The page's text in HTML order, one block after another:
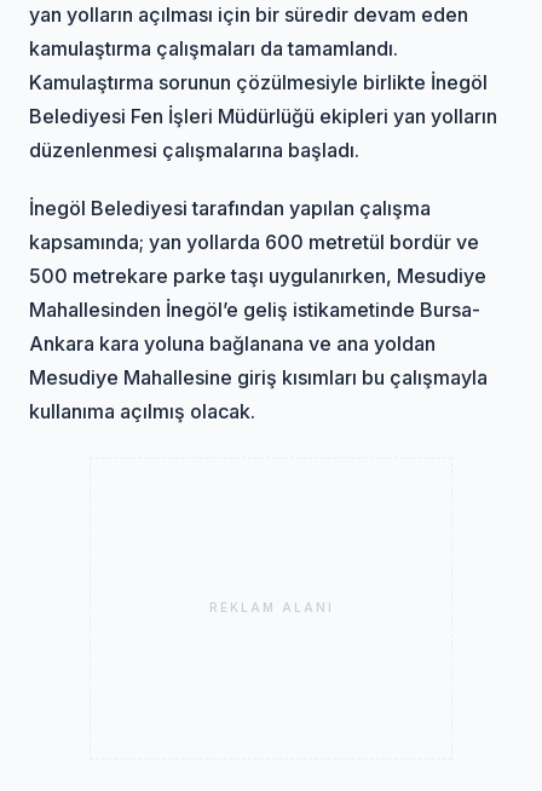
yan yolların açılması için bir süredir devam eden
kamulaştırma çalışmaları da tamamlandı.
Kamulaştırma sorunun çözülmesiyle birlikte İnegöl
Belediyesi Fen İşleri Müdürlüğü ekipleri yan yolların
düzenlenmesi çalışmalarına başladı.
İnegöl Belediyesi tarafından yapılan çalışma
kapsamında; yan yollarda 600 metretül bordür ve
500 metrekare parke taşı uygulanırken, Mesudiye
Mahallesinden İnegöl’e geliş istikametinde Bursa-
Ankara kara yoluna bağlanana ve ana yoldan
Mesudiye Mahallesine giriş kısımları bu çalışmayla
kullanıma açılmış olacak.
REKLAM ALANI